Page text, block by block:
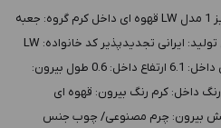
توضيحات :جعبه مدال پلاستیکی سایز 1 مدل LW قهوه ای داخل کرم گروه: جعبه
طلا و جواهر دسته بندي: جعبه مدال توليد: ایرانی تجدیدپذیر کد خانواده: LW
سايز: 1 وزن: 138 طول داخل: 7 عرض داخل: 6.1 ارتفاع داخل: 0.6 طول بيرون:
9.5 عرض بيرون: 8 ارتفاع بيرون: 4.4 رنگ داخل: کرم رنگ بيرون: قهوه ای
بيرون: چرم مصنوعی/ چوب جنس